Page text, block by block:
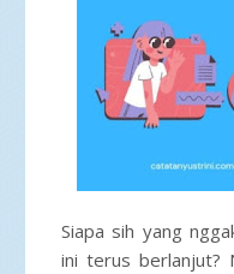
Siapa sih yang
ini terus berlanjut?